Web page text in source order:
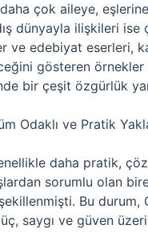
daha çok aileye,
dünyayla ilişkileri ise
ve edebiyat eserleri,
gösteren örnekler
bir çeşit özgürlük
Odaklı ve Pratik
daha pratik,
sorumlu olan
Bu durum,
saygı ve güven